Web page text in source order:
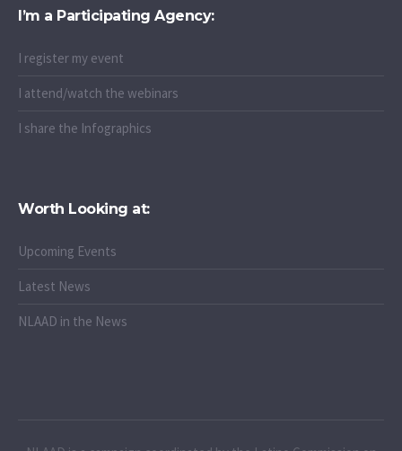
I’m a Participating Agency:
I register my event
I attend/watch the webinars
I share the Infographics
Worth Looking at:
Upcoming Events
Latest News
NLAAD in the News